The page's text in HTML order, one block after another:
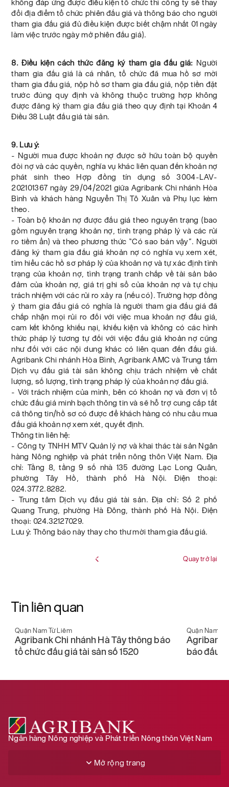
không đáp ứng được điều kiện tổ chức thì công ty sẽ thay
đổi địa điểm tổ chức phiên đấu giá và thông báo cho người
tham gia đấu giá đủ điều kiện được biết chậm nhất 01 ngày
làm việc trước ngày mở phiên đấu giá).
8. Điều kiện cách thức đăng ký tham gia đấu giá: Người
tham gia đấu giá là cá nhân, tổ chức đã mua hồ sơ mời
tham gia đấu giá, nộp hồ sơ tham gia đấu giá, nộp tiền đặt
trước đúng quy định và không thuộc trường hợp không
được đăng ký tham gia đấu giá theo quy định tại Khoản 4
Điều 38 Luật đấu giá tài sản.
9. Lưu ý:
- Người mua được khoản nợ được sở hữu toàn bộ quyền
đòi nợ và các quyền, nghĩa vụ khác liên quan đến khoản nợ
phát sinh theo Hợp đồng tín dụng số 3004-LAV-
202101367 ngày 29/04/2021 giữa Agribank Chi nhánh Hòa
Bình và khách hàng Nguyễn Thị Tô Xuân và Phụ lục kèm
theo.
- Toàn bộ khoản nợ được đấu giá theo nguyên trạng (bao
gồm nguyên trạng khoản nợ, tình trạng pháp lý và các rủi
ro tiềm ẩn) và theo phương thức “Có sao bán vậy”. Người
đăng ký tham gia đấu giá khoản nợ có nghĩa vụ xem xét,
tìm hiểu các hồ sơ pháp lý của khoản nợ và tự xác định tình
trạng của khoản nợ, tình trạng tranh chấp về tài sản bảo
đảm của khoản nợ, giá trị ghi sổ của khoản nợ và tự chịu
trách nhiệm với các rủi ro xảy ra (nếu có). Trường hợp đồng
ý tham gia đấu giá có nghĩa là người tham gia đấu giá đã
chấp nhận mọi rủi ro đối với việc mua khoản nợ đấu giá,
cam kết không khiếu nại, khiếu kiện và không có các hình
thức pháp lý tương tự đối với việc đấu giá khoản nợ cũng
như đối với các nội dung khác có liên quan đến đấu giá.
Agribank Chi nhánh Hòa Bình, Agribank AMC và Trung tấm
Dịch vụ đấu giá tài sản không chịu trách nhiệm về chất
lượng, số lượng, tình trạng pháp lý của khoản nợ đấu giá.
- Với trách nhiệm của mình, bên có khoản nợ và đơn vị tổ
chức đấu giá minh bạch thông tin và sẽ hỗ trợ cung cấp tất
cả thông tin/hồ sơ có được để khách hàng có nhu cầu mua
đấu giá khoản nợ xem xét, quyết định.
Thông tin liên hệ:
- Công ty TNHH MTV Quản lý nợ và khai thác tài sản Ngân
hàng Nông nghiệp và phát triển nông thôn Việt Nam. Địa
chỉ: Tầng 8, tầng 9 số nhà 135 đường Lạc Long Quân,
phường Tây Hồ, thành phố Hà Nội. Điện thoại:
024.3772.8282.
- Trung tâm Dịch vụ đấu giá tài sản. Địa chỉ: Số 2 phố
Quang Trung, phường Hà Đông, thành phố Hà Nội. Điện
thoại: 024.32127029.
Lưu ý: Thông báo này thay cho thư mời tham gia đấu giá.
Quay trở lại
Tin liên quan
Quận Nam Từ Liêm
Agribank Chi nhánh Hà Tây thông báo
tổ chức đấu giá tài sản số 1520
Quận Nam
Agribank
báo đấu
Ngân hàng Nông nghiệp và Phát triển Nông thôn Việt Nam
Mở rộng trang